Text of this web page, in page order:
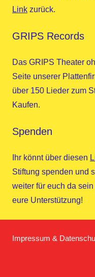
Link zurück.
GRIPS Records
Das GRIPS Theater
Seite unserer
über 150 Lieder zum
Kaufen.
Spenden
Ihr könnt über diesen
Stiftung spenden und
weiter für euch da
eure Unterstützung!
Impressum &